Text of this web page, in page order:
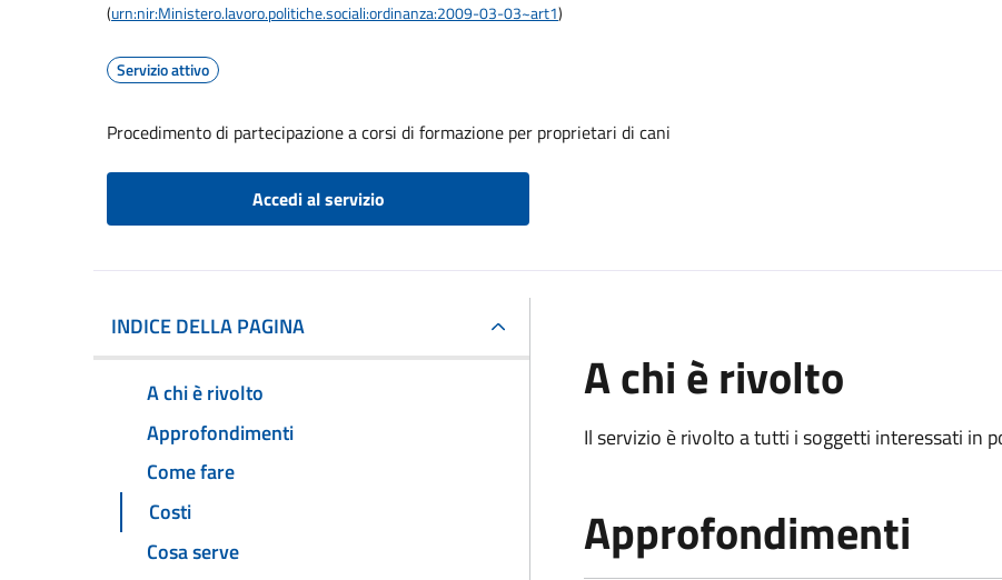
(urn:nir:Ministero.lavoro.politiche.sociali:ordinanza:2009-03-03~art1)
Servizio attivo
Procedimento di partecipazione a corsi di formazione per proprietari di cani
Accedi al servizio
INDICE DELLA PAGINA
A chi è rivolto
Approfondimenti
Come fare
Costi
Cosa serve
A chi è rivolto
Il servizio è rivolto a tutti i soggetti interessati in
Approfondimenti